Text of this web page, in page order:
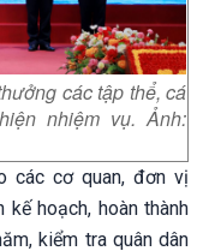
các tập thể, cá
nhiệm vụ. Ảnh:
các cơ quan, đơn vị
hoạch, hoàn thành
kiểm tra quân dân